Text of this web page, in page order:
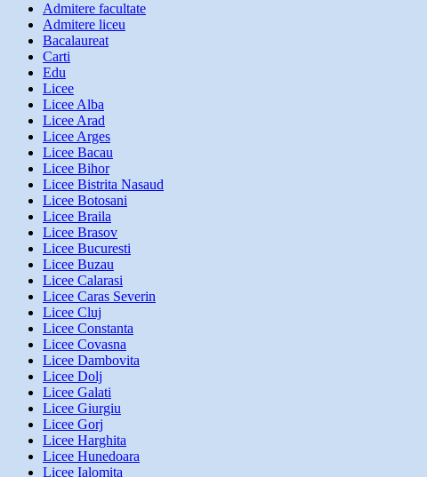
Admitere facultate
Admitere liceu
Bacalaureat
Carti
Edu
Licee
Licee Alba
Licee Arad
Licee Arges
Licee Bacau
Licee Bihor
Licee Bistrita Nasaud
Licee Botosani
Licee Braila
Licee Brasov
Licee Bucuresti
Licee Buzau
Licee Calarasi
Licee Caras Severin
Licee Cluj
Licee Constanta
Licee Covasna
Licee Dambovita
Licee Dolj
Licee Galati
Licee Giurgiu
Licee Gorj
Licee Harghita
Licee Hunedoara
Licee Ialomita